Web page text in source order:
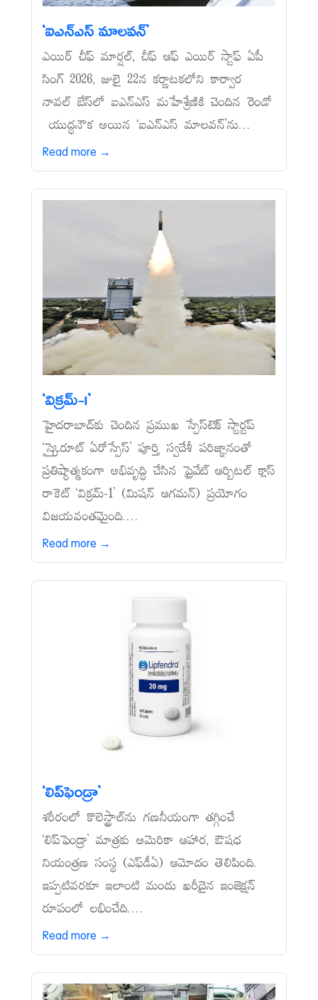
‘ఐఎన్‌ఎస్‌ మాలవన్‌’
ఎయిర్‌ చీఫ్‌ మార్షల్, చీఫ్‌ ఆఫ్‌ ఎయిర్‌ స్టాఫ్‌ ఏపీ
సింగ్‌ 2026, జులై 22న కర్ణాటకలోని కార్వార
నావల్‌ బేస్‌లో ఐఎన్‌ఎస్‌ మహేశ్రేణికి చెందిన రెండో
యుద్ధనౌక అయిన ‘ఐఎన్‌ఎస్‌ మాలవన్‌’ను...
Read more →
‘విక్రమ్‌-1’
హైదరాబాద్‌కు చెందిన ప్రముఖ స్పేస్‌టెక్‌ స్టార్టప్‌
‘స్కైరూట్‌ ఏరోస్పేస్‌’ పూర్తి స్వదేశీ పరిజ్ఞానంతో
ప్రతిష్ఠాత్మకంగా అభివృద్ధి చేసిన ప్రైవేట్‌ ఆర్బిటల్‌ క్లాస్‌
రాకెట్‌ ‘విక్రమ్‌-1’ (మిషన్‌ ఆగమన్‌) ప్రయోగం
విజయవంతమైంది....
Read more →
‘లిప్‌ఫెండ్రా’
శరీరంలో కొలెస్ట్రాల్‌ను గణనీయంగా తగ్గించే
‘లిప్‌ఫెండ్రా’ మాత్రకు అమెరికా ఆహార, ఔషధ
నియంత్రణ సంస్థ (ఎఫ్‌డీఏ) ఆమోదం తెలిపింది.
ఇప్పటివరకూ ఇలాంటి మందు ఖరీదైన ఇంజెక్షన్‌
రూపంలో లభించేది....
Read more →